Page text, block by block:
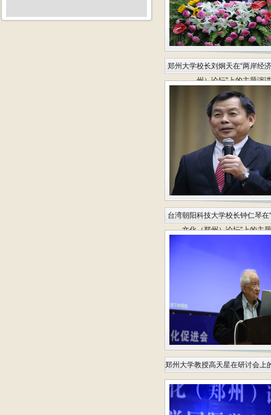
郑州大学校长刘炯天在“两岸经
州）论坛”上的主题演讲
台湾朝阳科技大学校长钟仁琴在
文化（郑州）论坛”上的主
郑州大学教授高天星在研讨会上